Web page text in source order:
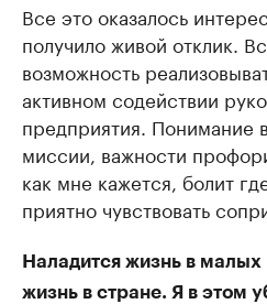
Все это оказалось
получило живой отклик.
возможность
активном содействии
предприятия. Понимание
миссии, важности
как мне кажется, болит
приятно чувствовать
Наладится жизнь в малых
жизнь в стране. Я в этом